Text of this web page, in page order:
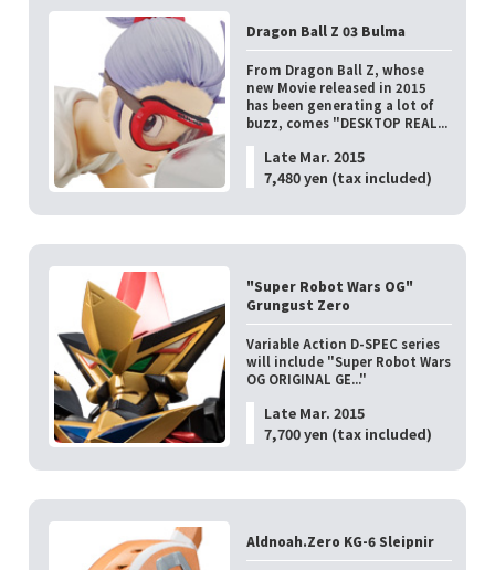
Dragon Ball Z 03 Bulma
From Dragon Ball Z, whose
new Movie released in 2015
has been generating a lot of
buzz, comes "DESKTOP REAL...
Late Mar. 2015
7,480 yen (tax included)
"Super Robot Wars OG"
Grungust Zero
Variable Action D-SPEC series
will include "Super Robot Wars
OG ORIGINAL GE..."
Late Mar. 2015
7,700 yen (tax included)
Aldnoah.Zero KG-6 Sleipnir